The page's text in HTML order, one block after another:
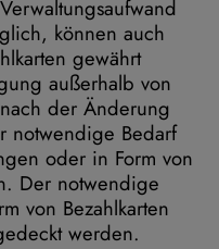
können auch
gewährt
außerhalb von
der Änderung
notwendige Bedarf
oder in Form von
Der notwendige
von Bezahlkarten
werden.